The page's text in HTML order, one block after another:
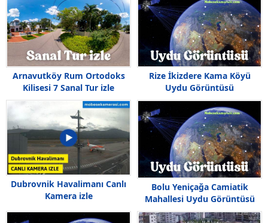
Arnavutköy Rum Ortodoks
Kilisesi 7 Sanal Tur izle
Rize İkizdere Kama Köyü
Uydu Görüntüsü
Dubrovnik Havalimanı Canlı
Kamera izle
Bolu Yeniçağa Camiatik
Mahallesi Uydu Görüntüsü